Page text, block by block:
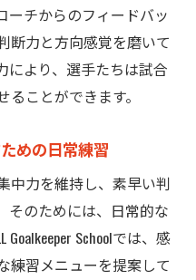
ーチからのフィードバッ
断力と方向感覚を磨いて
により、選手たちは試合
ことができます。
めの日常練習
中力を維持し、素早い判
そのためには、日常的な
Schoolでは、感
練習メニューを提案して